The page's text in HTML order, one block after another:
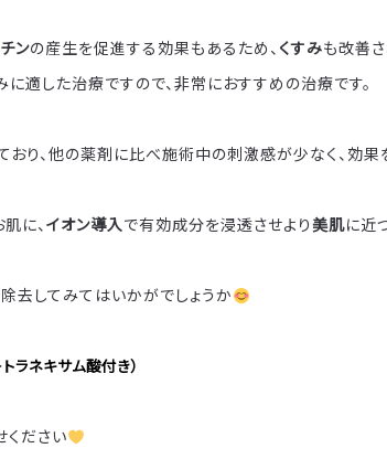
ンの産生を促進する効果もあるため、 くすみも改善さ
適した治療ですので、非常におすすめの治療です。
おり、他の薬剤に比べ施術中の刺激感が少なく、効
に、イオン導入で有効成分を浸透させより美肌に近
去してみてはいかがでしょうか
ラネキサム酸付き）
ださい